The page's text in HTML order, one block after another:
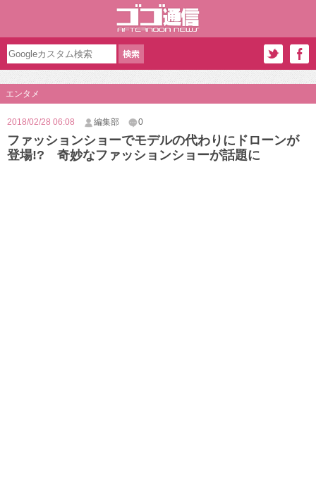
エンタメ
2018/02/28 06:08 編集部 0
ファッションショーでモデルの代わりにドローンが
登場!? 奇妙なファッションショーが話題に